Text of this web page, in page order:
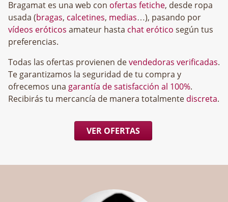
Bragamat es una web con ofertas fetiche, desde ropa
usada (bragas, calcetines, medias…), pasando por
vídeos eróticos amateur hasta chat erótico según tus
preferencias.
Todas las ofertas provienen devendedoras verificadas.
Te garantizamos la seguridad de tu compra y
ofrecemos una garantía de satisfacción al 100%.
Recibirás tu mercancía de manera totalmente discreta.
VER OFERTAS